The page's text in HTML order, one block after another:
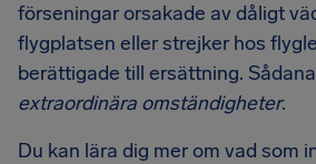
förseningar orsakade av dåligt
flygplatsen eller strejker hos
berättigade till ersättning.
extraordinära omständigheter.
Du kan lära dig mer om vad som